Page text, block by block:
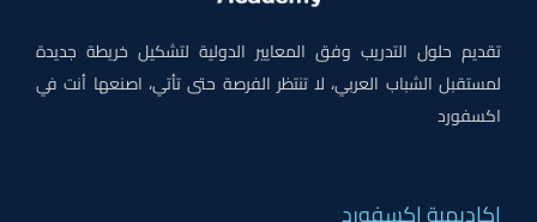
تقديم حلول التدريب وفق المعايير الدولية لتشكيل خريطة جديدة
لمستقبل الشباب العربي، لا تنتظر الفرصة حتى تأتي، اصنعها أنت في
اكسفورد